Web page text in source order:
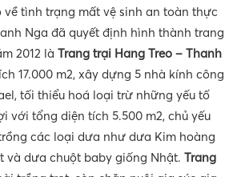
tình trạng mất vệ sinh an toàn thực
Nga đã quyết định hình thành trang
2012 là Trang trại Hang Treo – Thanh
17.000 m2, xây dựng 5 nhà kính công
tối thiểu hoá loại trừ những yếu tố
với tổng diện tích 5.500 m2, chủ yếu
các loại dưa như dưa Kim hoàng
và dưa chuột baby giống Nhật. Trang